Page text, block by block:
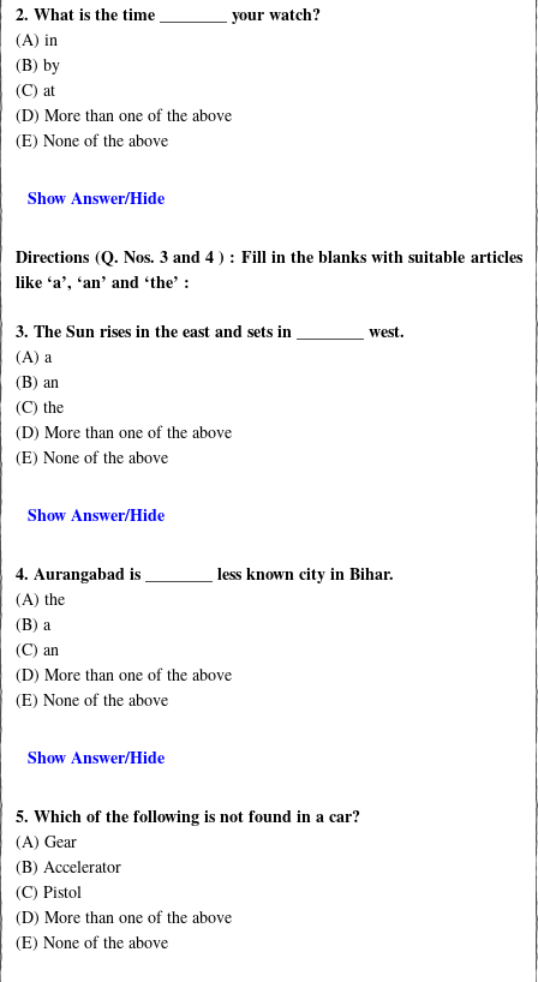
2. What is the time ________ your watch?
(A) in
(B) by
(C) at
(D) More than one of the above
(E) None of the above
Show Answer/Hide
Directions (Q. Nos. 3 and 4 ) : Fill in the blanks with suitable articles
like ‘a’, ‘an’ and ‘the’ :
3. The Sun rises in the east and sets in ________ west.
(A) a
(B) an
(C) the
(D) More than one of the above
(E) None of the above
Show Answer/Hide
4. Aurangabad is ________ less known city in Bihar.
(A) the
(B) a
(C) an
(D) More than one of the above
(E) None of the above
Show Answer/Hide
5. Which of the following is not found in a car?
(A) Gear
(B) Accelerator
(C) Pistol
(D) More than one of the above
(E) None of the above